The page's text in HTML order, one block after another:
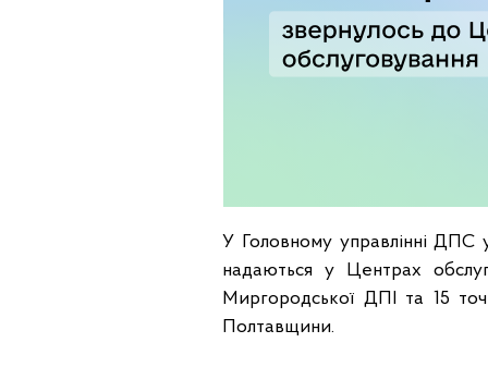
У Головному управлінні ДПС у
надаються у Центрах
Миргородської ДПІ та 15
Полтавщини.